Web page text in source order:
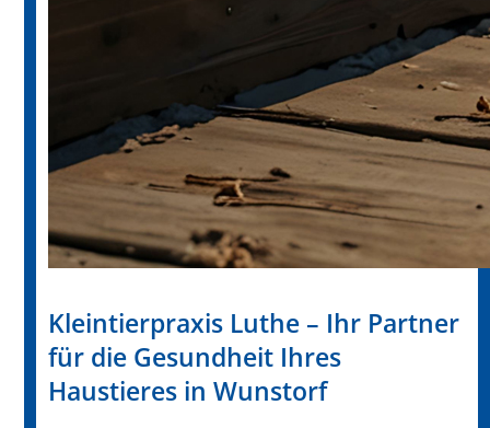
Kleintierpraxis Luthe – Ihr Partner
für die Gesundheit Ihres
Haustieres in Wunstorf